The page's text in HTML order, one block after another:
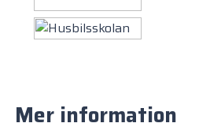
Mer information